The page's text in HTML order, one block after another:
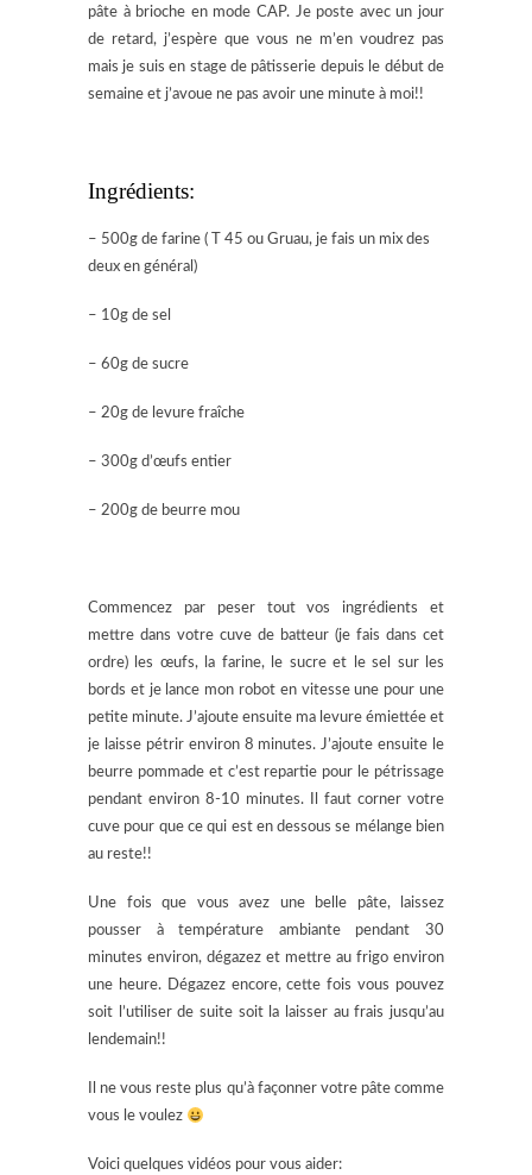
pâte à brioche en mode CAP. Je poste avec un jour
de retard, j’espère que vous ne m’en voudrez pas
mais je suis en stage de pâtisserie depuis le début de
semaine et j’avoue ne pas avoir une minute à moi!!
Ingrédients:
– 500g de farine ( T 45 ou Gruau, je fais un mix des
deux en général)
– 10g de sel
– 60g de sucre
– 20g de levure fraîche
– 300g d’œufs entier
– 200g de beurre mou
Commencez par peser tout vos ingrédients et
mettre dans votre cuve de batteur (je fais dans cet
ordre) les œufs, la farine, le sucre et le sel sur les
bords et je lance mon robot en vitesse une pour une
petite minute. J’ajoute ensuite ma levure émiettée et
je laisse pétrir environ 8 minutes. J’ajoute ensuite le
beurre pommade et c’est repartie pour le pétrissage
pendant environ 8-10 minutes. Il faut corner votre
cuve pour que ce qui est en dessous se mélange bien
au reste!!
Une fois que vous avez une belle pâte, laissez
pousser à température ambiante pendant 30
minutes environ, dégazez et mettre au frigo environ
une heure. Dégazez encore, cette fois vous pouvez
soit l’utiliser de suite soit la laisser au frais jusqu’au
lendemain!!
Il ne vous reste plus qu’à façonner votre pâte comme
vous le voulez
Voici quelques vidéos pour vous aider: